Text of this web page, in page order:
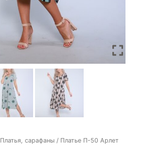
Платья, сарафаны / Платье П-50 Арлет